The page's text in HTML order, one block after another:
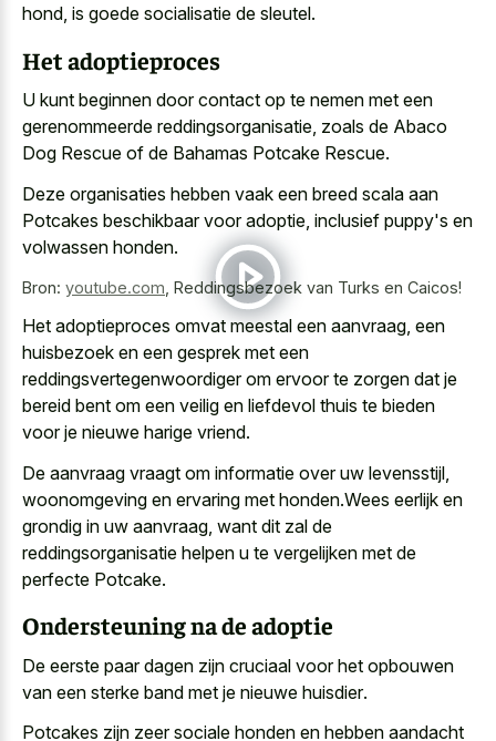
hond, is goede socialisatie de sleutel.
Het adoptieproces
U kunt beginnen door contact op te nemen met een
gerenommeerde reddingsorganisatie, zoals de Abaco
Dog Rescue of de Bahamas Potcake Rescue.
Deze organisaties hebben vaak een breed scala aan
Potcakes beschikbaar voor adoptie, inclusief puppy's en
volwassen honden.
Bron: youtube.com Reddingsbezoek van Turks en Caicos!
Het adoptieproces omvat meestal een aanvraag, een
huisbezoek en een gesprek met een
reddingsvertegenwoordiger om ervoor te zorgen dat je
bereid bent om een veilig en liefdevol thuis te bieden
voor je nieuwe harige vriend.
De aanvraag vraagt om informatie over uw levensstijl,
woonomgeving en ervaring met honden.Wees eerlijk en
grondig in uw aanvraag, want dit zal de
reddingsorganisatie helpen u te vergelijken met de
perfecte Potcake.
Ondersteuning na de adoptie
De eerste paar dagen zijn cruciaal voor het opbouwen
van een sterke band met je nieuwe huisdier.
Potcakes zijn zeer sociale honden en hebben aandacht